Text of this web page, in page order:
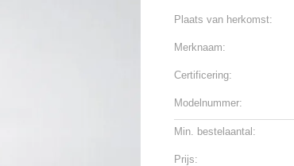
Plaats van herkomst:
Merknaam:
Certificering:
Modelnummer:
Min. bestelaantal:
Prijs: